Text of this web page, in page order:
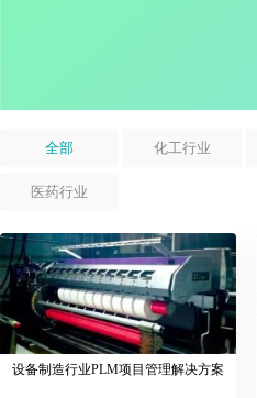
全部 化工行业
医药行业
设备制造行业PLM项目管理解决方案